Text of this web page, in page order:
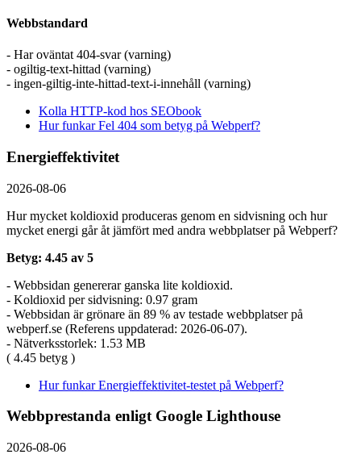
Webbstandard
- Har oväntat 404-svar (varning)
- ogiltig-text-hittad (varning)
- ingen-giltig-inte-hittad-text-i-innehåll (varning)
Kolla HTTP-kod hos SEObook
Hur funkar Fel 404 som betyg på Webperf?
Energieffektivitet
2026-08-06
Hur mycket koldioxid produceras genom en sidvisning och hur
mycket energi går åt jämfört med andra webbplatser på Webperf?
Betyg: 4.45 av 5
- Webbsidan genererar ganska lite koldioxid.
- Koldioxid per sidvisning: 0.97 gram
- Webbsidan är grönare än 89 % av testade webbplatser på
webperf.se (Referens uppdaterad: 2026-06-07).
- Nätverksstorlek: 1.53 MB
( 4.45 betyg )
Hur funkar Energieffektivitet-testet på Webperf?
Webbprestanda enligt Google Lighthouse
2026-08-06